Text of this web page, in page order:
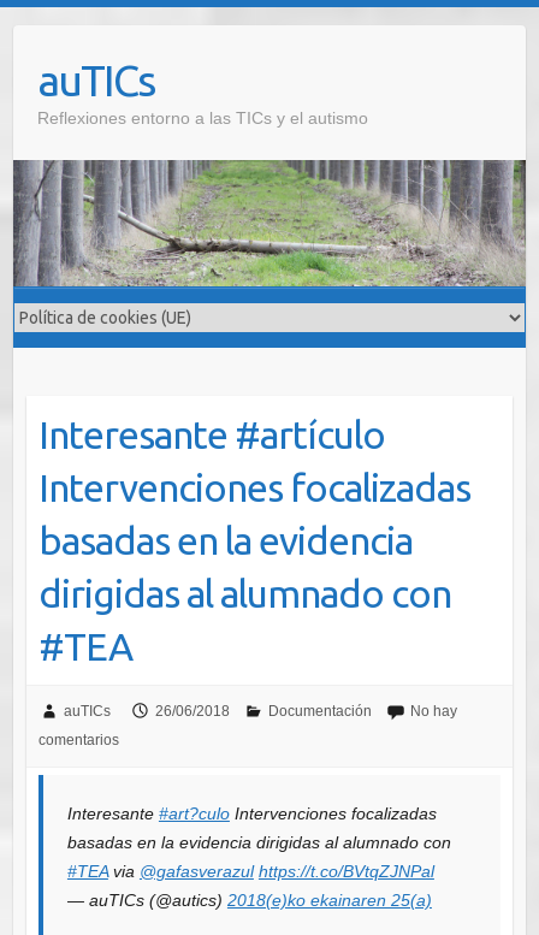
contenidoauTICs
Reflexiones entorno a las TICs y el autismo
Interesante #artículo
Intervenciones focalizadas
basadas en la evidencia
dirigidas al alumnado con
#TEA
auTICs 26/06/2018 Documentación
No hay
comentarios
Interesante #art?culoIntervenciones focalizadas
basadas en la evidencia dirigidas al alumnado con
#TEAvia @gafasverazul https://t.co/BVtqZJNPal
— auTICs (@autics) 2018(e)ko ekainaren 25(a)